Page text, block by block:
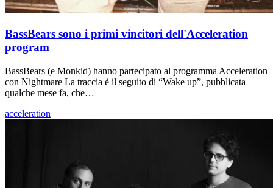
BassBears sono i primi vincitori dell'Acceleration
program
BassBears (e Monkid) hanno partecipato al programma Acceleration
con Nightmare La traccia è il seguito di “Wake up”, pubblicata
qualche mese fa, che…
acceleration